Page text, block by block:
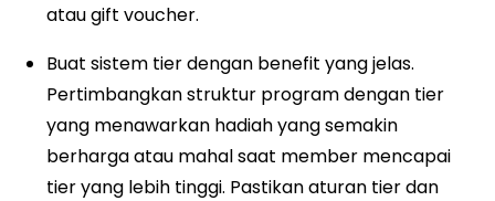
atau gift voucher.
Buat sistem tier dengan benefit yang jelas.
Pertimbangkan struktur program dengan tier
yang menawarkan hadiah yang semakin
berharga atau mahal saat member mencapai
tier yang lebih tinggi. Pastikan aturan tier dan